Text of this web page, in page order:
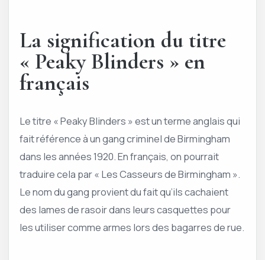
La signification du titre
« Peaky Blinders » en
français
Le titre « Peaky Blinders » est un terme anglais qui
fait référence à un gang criminel de Birmingham
dans les années 1920. En français, on pourrait
traduire cela par « Les Casseurs de Birmingham ».
Le nom du gang provient du fait qu’ils cachaient
des lames de rasoir dans leurs casquettes pour
les utiliser comme armes lors des bagarres de rue.